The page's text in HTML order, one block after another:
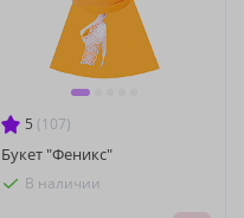
5 (107)
Букет "Феникс"
В наличии